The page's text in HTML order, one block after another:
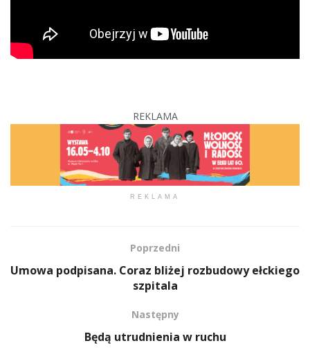
REKLAMA
REKLAMA
Poprzedni
Umowa podpisana. Coraz bliżej rozbudowy ełckiego
szpitala
Następny
Będą utrudnienia w ruchu